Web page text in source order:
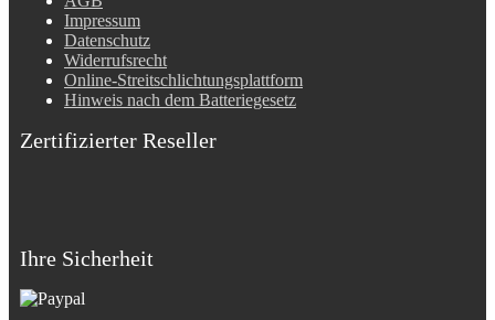
Impressum
Datenschutz
Widerrufsrecht
Online-Streitschlichtungsplattform
Hinweis nach dem Batteriegesetz
Zertifizierter Reseller
Ihre Sicherheit